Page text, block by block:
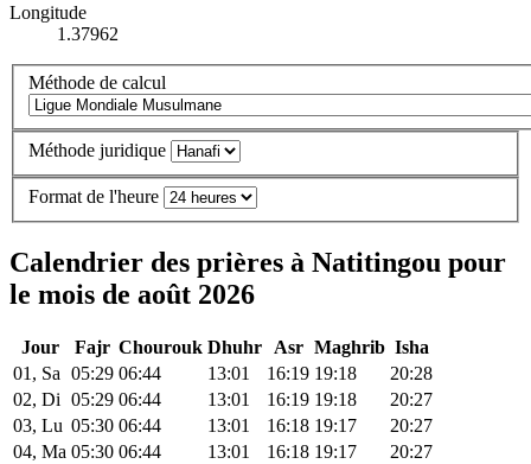
Longitude
1.37962
Méthode de calcul
Méthode juridique
Format de l'heure
Calendrier des prières à Natitingou pour
le mois de août 2026
Jour Fajr Chourouk Dhuhr Asr Maghrib Isha
01, Sa 05:29 06:44 13:01 16:19 19:18
20:28
02, Di 05:29 06:44 13:01 16:19 19:18
20:27
03, Lu 05:30 06:44 13:01 16:18 19:17
20:27
04, Ma 05:30 06:44 13:01 16:18 19:17
20:27